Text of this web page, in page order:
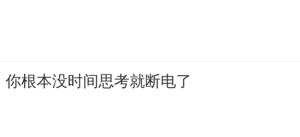
根本没时间思考就断电了